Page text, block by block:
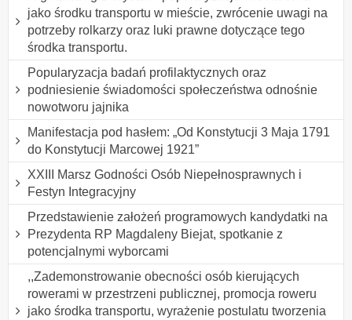
jako środku transportu w mieście, zwrócenie uwagi na
potrzeby rolkarzy oraz luki prawne dotyczące tego
środka transportu.
Popularyzacja badań profilaktycznych oraz
podniesienie świadomości społeczeństwa odnośnie
nowotworu jajnika
Manifestacja pod hasłem: „Od Konstytucji 3 Maja 1791
do Konstytucji Marcowej 1921”
XXIII Marsz Godności Osób Niepełnosprawnych i
Festyn Integracyjny
Przedstawienie założeń programowych kandydatki na
Prezydenta RP Magdaleny Biejat, spotkanie z
potencjalnymi wyborcami
,,Zademonstrowanie obecności osób kierujących
rowerami w przestrzeni publicznej, promocja roweru
jako środka transportu, wyrażenie postulatu tworzenia